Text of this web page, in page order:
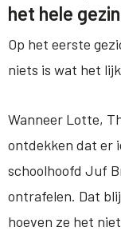
het hele gezin
Op het eerste
niets is wat het
Wanneer Lotte,
ontdekken dat er
schoolhoofd Juf
ontrafelen. Dat
hoeven ze het